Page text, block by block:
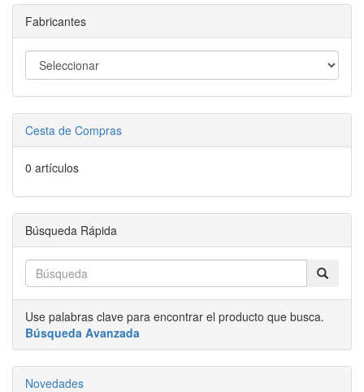
Fabricantes
Cesta de Compras
0 artículos
Búsqueda Rápida
Use palabras clave para encontrar el producto que busca.
Búsqueda Avanzada
Novedades